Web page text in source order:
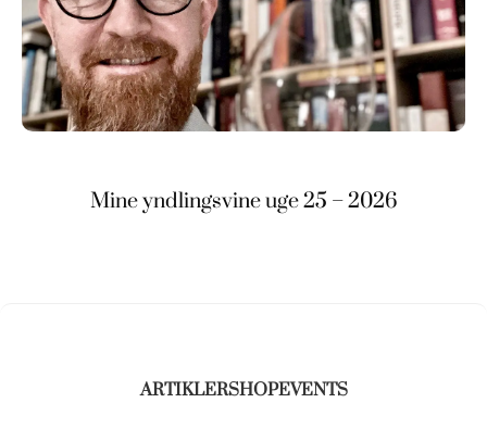
Mine yndlingsvine uge 25 – 2026
ARTIKLERSHOPEVENTS